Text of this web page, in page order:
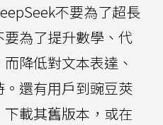
不要為了超長
為了提升數學、代
降低對文本表達、
還有用戶到豌豆莢
下載其舊版本，或在